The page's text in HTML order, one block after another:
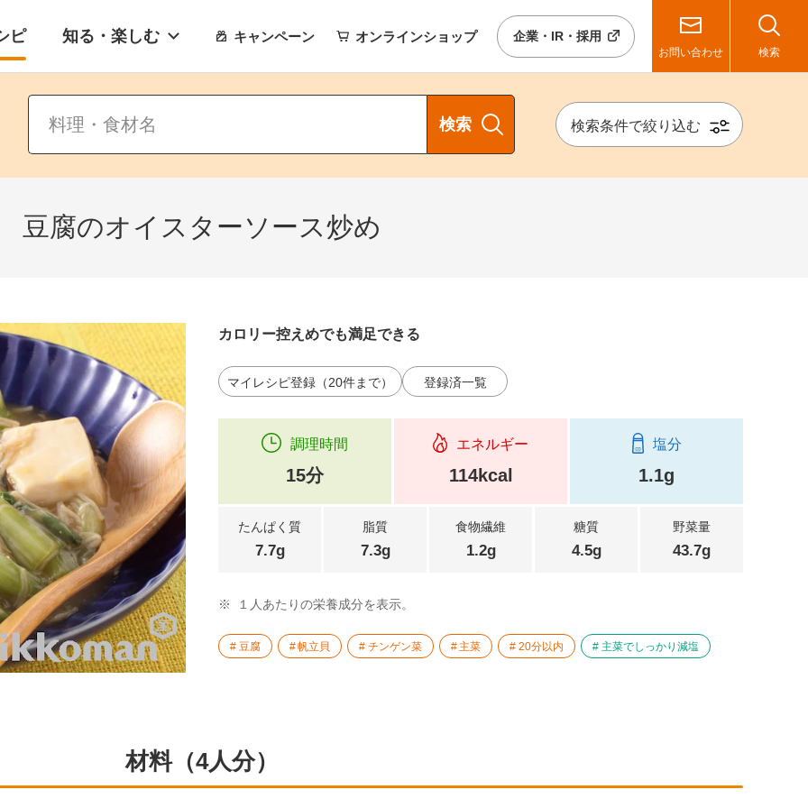
ピ 知る・楽しむ キャンペーン オンラインショップ 企業・IR・採用
お問い合わせ 検索
検索 検索条件で絞り込む
豆腐のオイスターソース炒め
カロリー控えめでも満足できる
マイレシピ登録（20件まで） 登録済一覧
調理時間
15分
エネルギー
114kcal
塩分
1.1g
たんぱく質
7.7g
脂質
7.3g
食物繊維
1.2g
糖質
4.5g
野菜量
43.7g
※ １人あたりの栄養成分を表示。
豆腐 帆立貝 チンゲン菜 主菜 20分以内 主菜でしっかり減塩
材料（4人分）